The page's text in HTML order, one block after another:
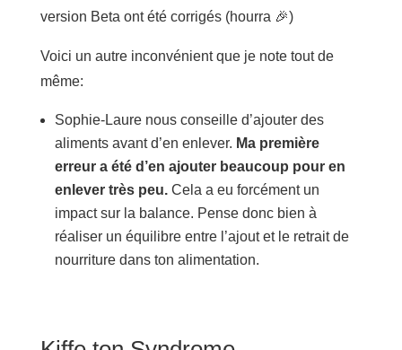
version Beta ont été corrigés (hourra 🎉)
Voici un autre inconvénient que je note tout de
même:
Sophie-Laure nous conseille d’ajouter des
aliments avant d’en enlever. Ma première
erreur a été d’en ajouter beaucoup pour en
enlever très peu.Cela a eu forcément un
impact sur la balance. Pense donc bien à
réaliser un équilibre entre l’ajout et le retrait de
nourriture dans ton alimentation.